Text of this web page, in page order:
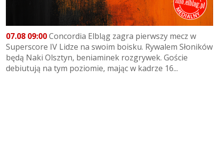
07.08 09:00Concordia Elbląg zagra pierwszy mecz w
Superscore IV Lidze na swoim boisku. Rywalem Słoników
będą Naki Olsztyn, beniaminek rozgrywek. Goście
debiutują na tym poziomie, mając w kadrze 16...